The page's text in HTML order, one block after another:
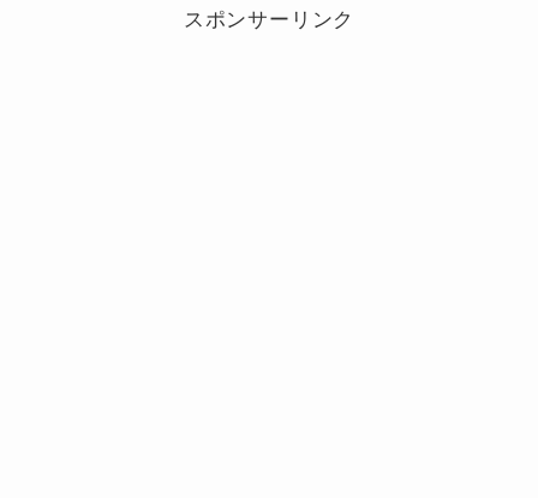
スポンサーリンク